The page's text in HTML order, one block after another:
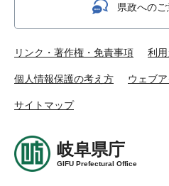
県政への
リンク・著作権・免責事項 利
個人情報保護の考え方 ウェブ
サイトマップ
岐阜県庁
GIFU Prefectural Office